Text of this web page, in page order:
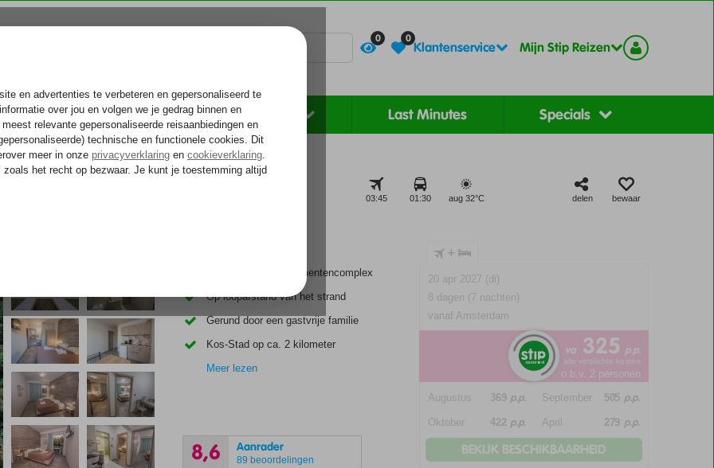
0 0
Klantenservice Mijn Stip Reizen
Rondreizen Zonvakantie Last Minutes Specials
Voelt als thuiskomen...
03:45 01:30 aug 32°C delen bewaar
Kleinschalig appartementencomplex
Op loopafstand van het strand
Gerund door een gastvrije familie
Kos-Stad op ca. 2 kilometer
Meer lezen
8,6 Aanrader
89 beoordelingen
+
20 apr 2027 (di)
8 dagen (7 nachten)
vanaf Amsterdam
va 325 p.p.
*incl. alle verplichte kosten
o.b.v. 2 personen
Augustus 369 p.p. September 505 p.p.
Oktober 422 p.p. April 279 p.p.
BEKIJK BESCHIKBAARHEID